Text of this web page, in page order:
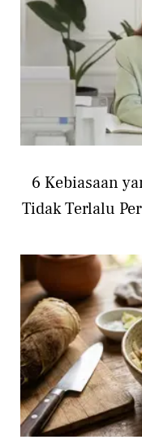
6 Kebiasaan
Tidak Terlalu